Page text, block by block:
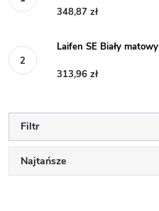
348,87 zł
Laifen SE Biały matowy
313,96 zł
Filtr
S
Najtańsze